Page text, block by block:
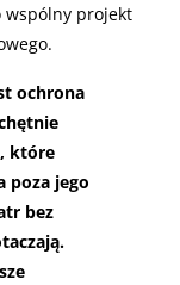
wspólny projekt
ochrona
które
poza jego
bez